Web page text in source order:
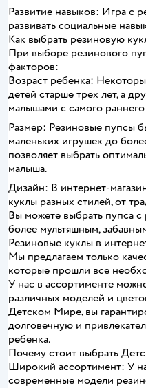
Развитие навыков: Игра с
развивать социальные
Как выбрать резиновую
При выборе резинового
факторов:
Возраст ребенка:
детей старше трех лет, а
малышами с самого раннего
Размер: Резиновые пупсы
маленьких игрушек до
позволяет выбрать
малыша.
Дизайн: В интернет-
куклы разных стилей, от
Вы можете выбрать пупса
более мультяшным,
Резиновые куклы в
Мы предлагаем только
которые прошли все
У нас в ассортименте
различных моделей и
Детском Мире, вы
долговечную и
ребенка.
Почему стоит выбрать
Широкий ассортимент: У
современные модели